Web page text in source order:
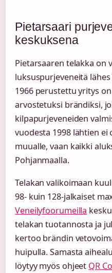
Pietarsaari
keskuksena
Pietarsaaren telakka on
luksuspurjeveneitä
1966 perustettu yritys
arvostetuksi brändiksi,
kilpapurjeveneiden
vuodesta 1998 lähtien
muualle, vaan kaikki
Pohjanmaalla.
Telakan valikoimaan
98- kuin 128-jalkaiset
Veneilyfoorumeilla
telakan tuotannosta ja
kertoo brändin
huipulla. Samasta
löytyy myös ohjeet QR